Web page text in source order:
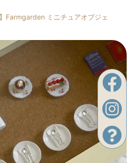
Farmgarden ミニチュアオブジェ